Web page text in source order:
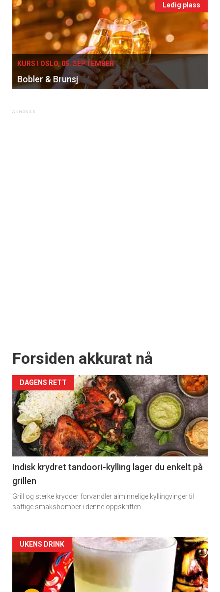
Ledig plass
KURS I OSLO, 05. SEPTEMBER
Bobler & Brunsj
Forsiden akkurat nå
DAGENS RETT
Indisk krydret tandoori-kylling lager du enkelt på
grillen
Grill og sterke krydder forvandler alminnelige kyllingvinger til
saftige smaksbomber i denne oppskriften.
Forsiden
akkurat
nå
UKENS DRINK